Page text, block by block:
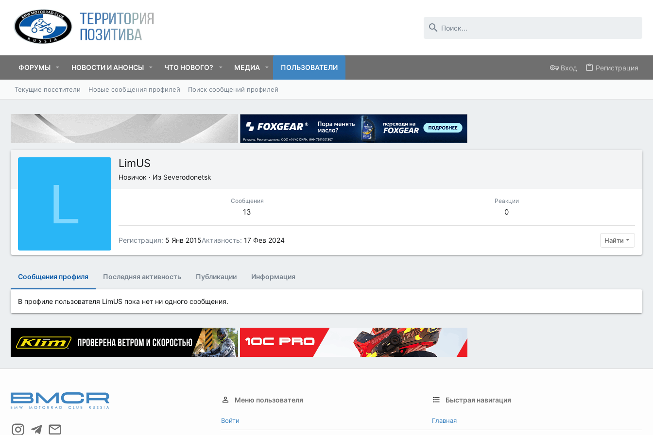
ФОРУМЫ НОВОСТИ И АНОНСЫ ЧТО НОВОГО? МЕДИА ПОЛЬЗОВАТЕЛИ Вход Регистрация
Текущие посетители Новые сообщения профилей Поиск сообщений профилей
L
LimUS
Новичок · Из Severodonetsk
Сообщения
13
Реакции
0
Регистрация 5 Янв 2015Активность 17 Фев 2024 Найти
Сообщения профиля Последняя активность Публикации Информация
В профиле пользователя LimUS пока нет ни одного сообщения.
Меню пользователя
Войти
Быстрая навигация
Главная